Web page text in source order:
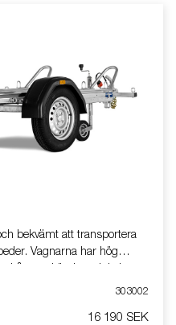
bekvämt att transportera
Vagnarna har hög
Låg uppkörningsvinkel,
uppkörningsramp. Vagnen
303002
16 190 SEK